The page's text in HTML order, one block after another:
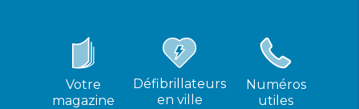
Votre
magazine
Défibrillateurs
en ville
Numéros
utiles